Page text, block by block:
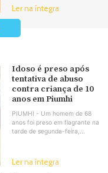
Ler na íntegra
Idoso é preso após
tentativa de abuso
contra criança de 10
anos em Piumhi
PIUMHI - Um homem de 68
anos foi preso em flagrante na
tarde de segunda-feira,...
Ler na íntegra